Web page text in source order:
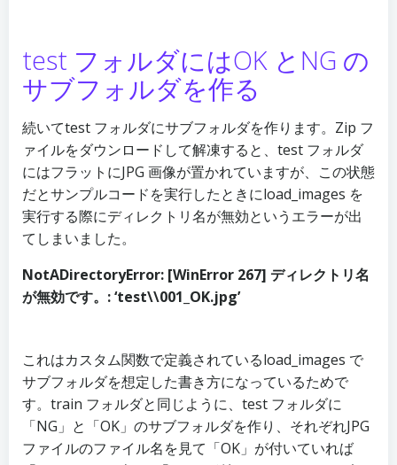
test フォルダにはOK とNG の
サブフォルダを作る
続いてtest フォルダにサブフォルダを作ります。Zip フ
ァイルをダウンロードして解凍すると、test フォルダ
にはフラットにJPG 画像が置かれていますが、この状態
だとサンプルコードを実行したときにload_images を
実行する際にディレクトリ名が無効というエラーが出
てしまいました。
NotADirectoryError: [WinError 267] ディレクトリ名
が無効です。: ‘test\\001_OK.jpg’
これはカスタム関数で定義されているload_images で
サブフォルダを想定した書き方になっているためで
す。train フォルダと同じように、test フォルダに
「NG」と「OK」のサブフォルダを作り、それぞれJPG
ファイルのファイル名を見て「OK」が付いていれば